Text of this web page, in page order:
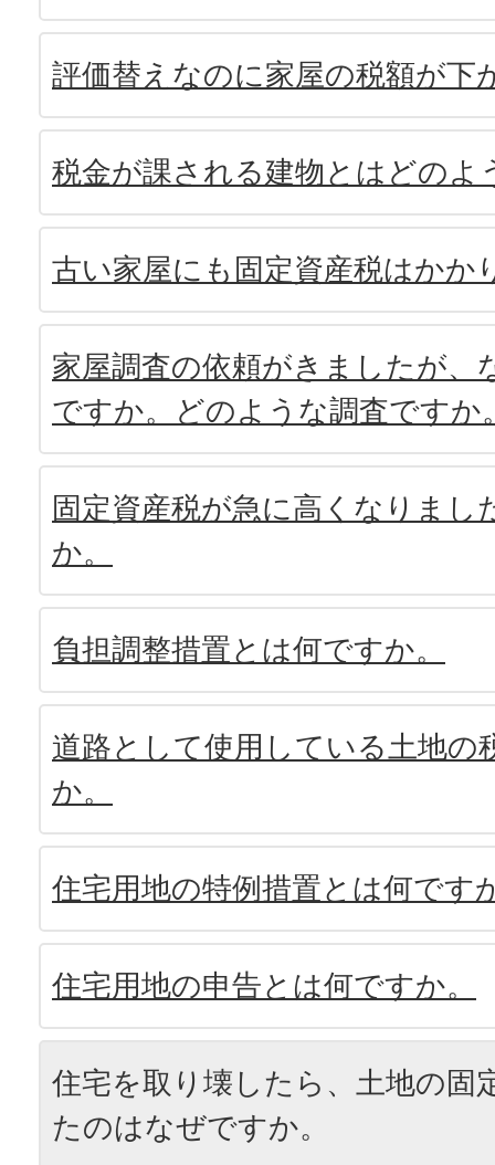
評価替えなのに家屋の税額が下
税金が課される建物とはどのよ
古い家屋にも固定資産税はかか
家屋調査の依頼がきましたが、
ですか。どのような調査ですか
固定資産税が急に高くなりまし
か。
負担調整措置とは何ですか。
道路として使用している土地の
か。
住宅用地の特例措置とは何です
住宅用地の申告とは何ですか。
住宅を取り壊したら、土地の固
たのはなぜですか。